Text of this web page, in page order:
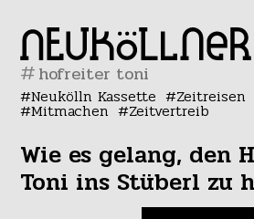
#
Neukölln Kassette Zeitreisen
Mitmachen Zeitvertreib
Wie es gelang, den
Toni ins Stüberl zu